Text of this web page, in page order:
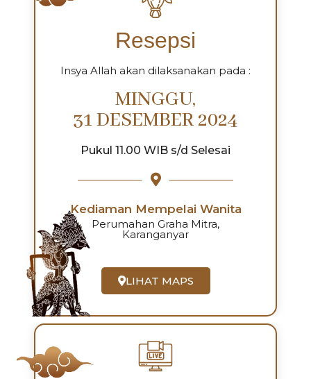
Resepsi
Insya Allah akan dilaksanakan pada :
MINGGU,
31 DESEMBER 2024
Pukul 11.00 WIB s/d Selesai
Kediaman Mempelai Wanita
Perumahan Graha Mitra,
Karanganyar
LIHAT MAPS